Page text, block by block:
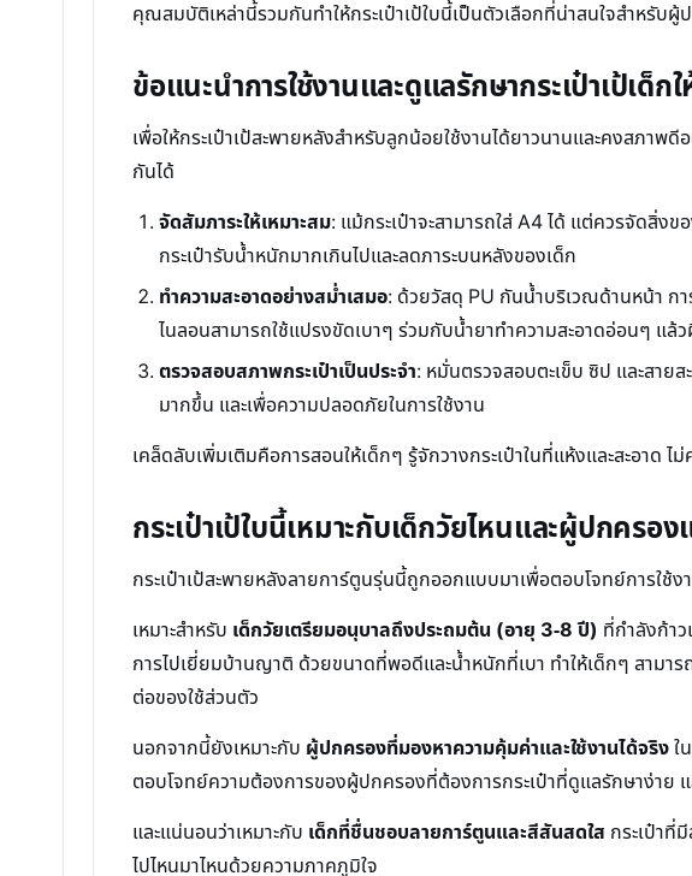
คุณสมบัติเหล่านี้รวมกันทำให้กระเป๋าเป้ใบนี้เป็นตัวเลือกที่น่าสนใจสำหรับ
ข้อแนะนำการใช้งานและดูแลรักษากระเป๋าเป้เด็ก
เพื่อให้กระเป๋าเป้สะพายหลังสำหรับลูกน้อยใช้งานได้ยาวนานและคงสภ
กันได้
จัดสัมภาระให้เหมาะสม: แม้กระเป๋าจะสามารถใส่ A4 ได้ แต่ควรจัดสิ่ง
กระเป๋ารับน้ำหนักมากเกินไปและลดภาระบนหลังของเด็ก
ทำความสะอาดอย่างสม่ำเสมอ: ด้วยวัสดุ PU กันน้ำบริเวณด้านหน้า กา
ไนลอนสามารถใช้แปรงขัดเบาๆ ร่วมกับน้ำยาทำความสะอาดอ่อนๆ แล้
ตรวจสอบสภาพกระเป๋าเป็นประจำ: หมั่นตรวจสอบตะเข็บ ซิป และสาย
มากขึ้น และเพื่อความปลอดภัยในการใช้งาน
เคล็ดลับเพิ่มเติมคือการสอนให้เด็กๆ รู้จักวางกระเป๋าในที่แห้งและสะอาด
กระเป๋าเป้ใบนี้เหมาะกับเด็กวัยไหนและผู้ปกครอง
กระเป๋าเป้สะพายหลังลายการ์ตูนรุ่นนี้ถูกออกแบบมาเพื่อตอบโจทย์การใช้
เหมาะสำหรับ เด็กวัยเตรียมอนุบาลถึงประถมต้น (อายุ 3-8 ปี) ที่กำลังก้าว
การไปเยี่ยมบ้านญาติ ด้วยขนาดที่พอดีและน้ำหนักที่เบา ทำให้เด็กๆ สามาร
ต่อของใช้ส่วนตัว
นอกจากนี้ยังเหมาะกับ ผู้ปกครองที่มองหาความคุ้มค่าและใช้งานได้จริงใ
ตอบโจทย์ความต้องการของผู้ปกครองที่ต้องการกระเป๋าที่ดูแลรักษาง่าย
และแน่นอนว่าเหมาะกับ เด็กที่ชื่นชอบลายการ์ตูนและสีสันสดใส กระเป๋าที่
ไปไหนมาไหนด้วยความภาคภูมิใจ